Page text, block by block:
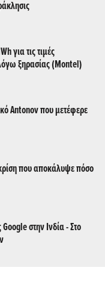
για τις τιμές
ξηρασίας (Montel)
Antonov που μετέφερε
που αποκάλυψε πόσο
- Στο